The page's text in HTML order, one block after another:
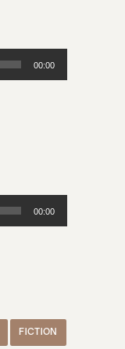
00:00
00:00
FICTION